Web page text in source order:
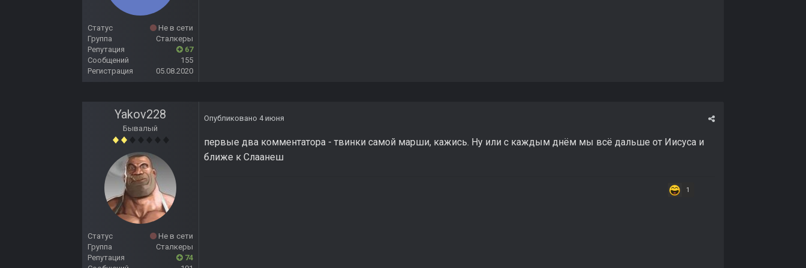
Статус
Не в сети
Группа
Сталкеры
Репутация
67
Сообщений
155
Регистрация
05.08.2020
Yakov228
Бывалый
Статус
Не в сети
Группа
Сталкеры
Репутация
74
Опубликовано 4 июня
первые два комментатора - твинки самой марши, кажись. Ну или с каждым днём мы всё дальше от Иисуса и
ближе к Слаанеш
1